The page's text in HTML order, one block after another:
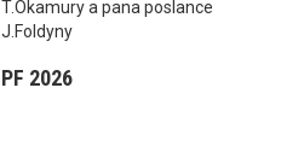
T.Okamury a pana poslance
J.Foldyny
PF 2026